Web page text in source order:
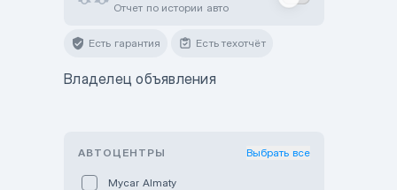
Отчет по истории авто
Есть гарантия Есть техотчёт
Владелец объявления
АВТОЦЕНТРЫ Выбрать все
Mycar Almaty